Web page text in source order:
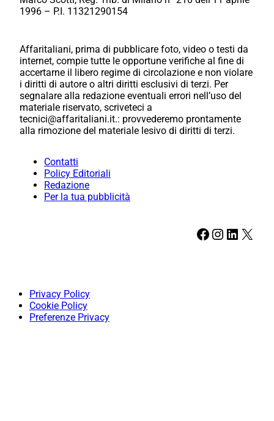
1996 – P.I. 11321290154
Affaritaliani, prima di pubblicare foto, video o testi da
internet, compie tutte le opportune verifiche al fine di
accertarne il libero regime di circolazione e non violare
i diritti di autore o altri diritti esclusivi di terzi. Per
segnalare alla redazione eventuali errori nell’uso del
materiale riservato, scriveteci a
tecnici@affaritaliani.it.: provvederemo prontamente
alla rimozione del materiale lesivo di diritti di terzi.
Contatti
Policy Editoriali
Redazione
Per la tua pubblicità
Facebook Instagram LinkedIn X
Privacy Policy
Cookie Policy
Preferenze Privacy